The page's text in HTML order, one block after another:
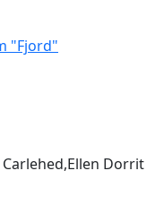
"Fjord"
Carlehed,Ellen Dorrit